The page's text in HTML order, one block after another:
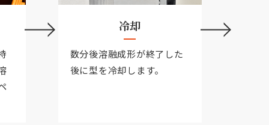
冷却
数分後溶融成形が終了した
後に型を冷却します。